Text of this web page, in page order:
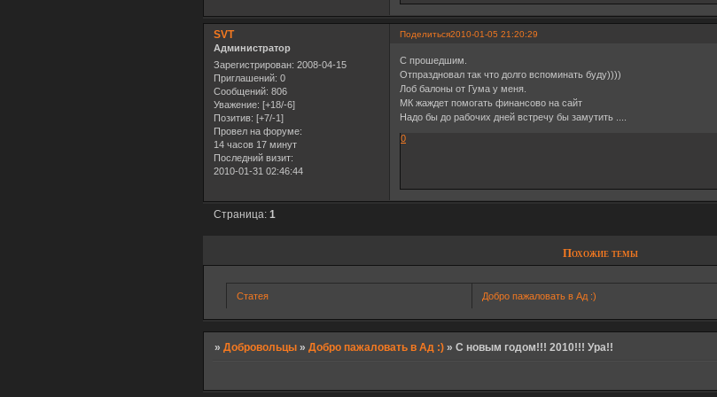
Поделиться2010-01-05 21:20:29
SVT
Администратор
Зарегистрирован: 2008-04-15
Приглашений: 0
Сообщений: 806
Уважение: [+18/-6]
Позитив: [+7/-1]
Провел на форуме:
14 часов 17 минут
Последний визит:
2010-01-31 02:46:44
С прошедшим.
Отпраздновал так что долго вспоминать буду))))
Лоб балоны от Гума у меня.
МК жаждет помогать финансово на сайт
Надо бы до рабочих дней встречу бы замутить ....
0
Страница:1
Похожие темы
Статея Добро пажаловать в Ад :)
»Добровольцы »Добро пажаловать в Ад :) »С новым годом!!! 2010!!! Ура!!